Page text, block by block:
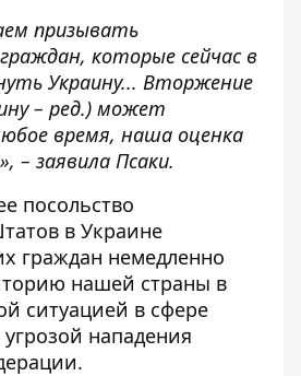
призывать
которые сейчас в
Украину... Вторжение
– ред.) может
время, наша оценка
– заявила Псаки.
посольство
в Украине
граждан немедленно
нашей страны в
ситуацией в сфере
нападения